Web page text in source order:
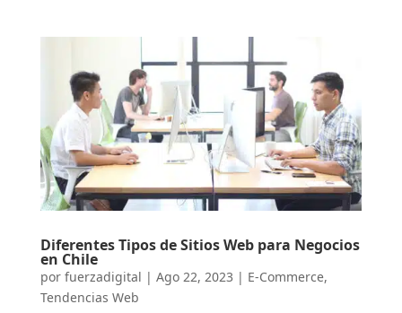
Diferentes Tipos de Sitios Web para Negocios
en Chile
por fuerzadigital | Ago 22, 2023 | E-Commerce,
Tendencias Web